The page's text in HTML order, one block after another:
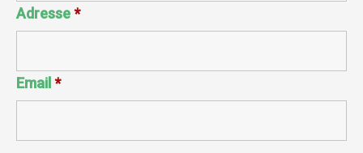
Adresse*
Email *